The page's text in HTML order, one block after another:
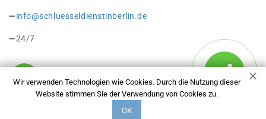
Wir verwenden Technologien wie Cookies. Durch die Nutzung dieser
Website stimmen Sie der Verwendung von Cookies zu.
ОК
info@schluesseldienstinberlin.de
24/7
Copyright © 2026 Schlüsseldienst in Berlin Borsigwalde. Alle